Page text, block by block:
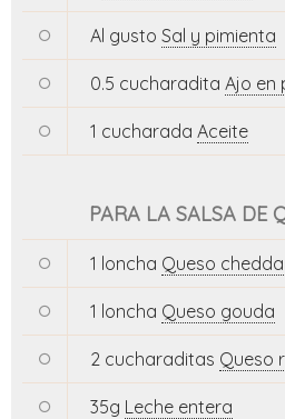
Al gusto Sal y pimienta
0.5 cucharadita Ajo en
1 cucharada Aceite
PARA LA SALSA DE
1 loncha Queso
1 loncha Queso gouda
2 cucharaditas Queso
35g Leche entera